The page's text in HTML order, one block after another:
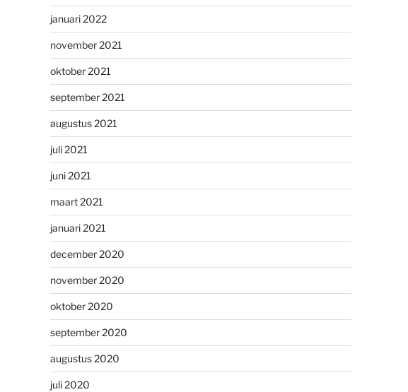
januari 2022
november 2021
oktober 2021
september 2021
augustus 2021
juli 2021
juni 2021
maart 2021
januari 2021
december 2020
november 2020
oktober 2020
september 2020
augustus 2020
juli 2020